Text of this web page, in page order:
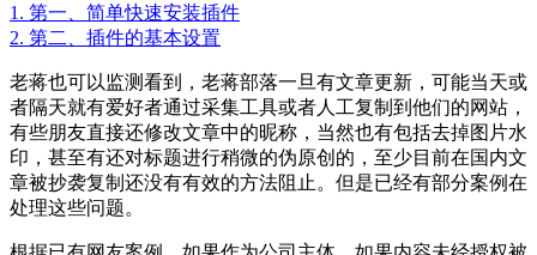
1. 第一、简单快速安装插件
2. 第二、插件的基本设置
老蒋也可以监测看到，老蒋部落一旦有文章更新，可能当天或
者隔天就有爱好者通过采集工具或者人工复制到他们的网站，
有些朋友直接还修改文章中的昵称，当然也有包括去掉图片水
印，甚至有还对标题进行稍微的伪原创的，至少目前在国内文
章被抄袭复制还没有有效的方法阻止。但是已经有部分案例在
处理这些问题。